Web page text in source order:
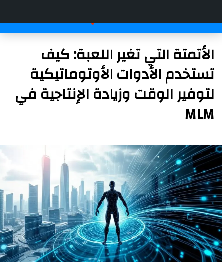
الأتمتة التي تغير اللعبة: كيف
تستخدم الأدوات الأوتوماتيكية
لتوفير الوقت وزيادة الإنتاجية في
MLM